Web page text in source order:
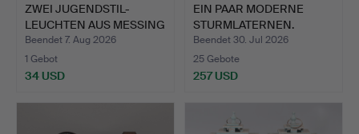
ZWEI JUGENDSTIL-
LEUCHTEN AUS MESSING
UND K…
Beendet 7. Aug 2026
1 Gebot
34 USD
EIN PAAR MODERNE
STURMLATERNEN.
Beendet 30. Jul 2026
25 Gebote
257 USD